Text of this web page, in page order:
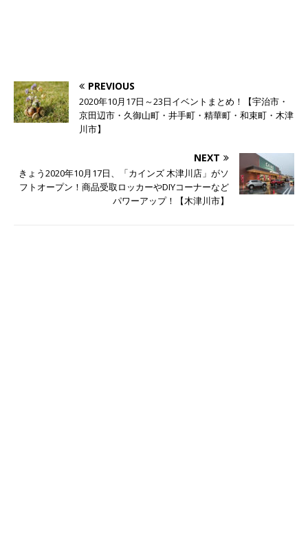
PREVIOUS
2020年10月17日～23日イベントまとめ！【宇治市・
京田辺市・久御山町・井手町・精華町・和束町・木津
川市】
NEXT
きょう2020年10月17日、「カインズ 木津川店」がソ
フトオープン！商品受取ロッカーやDIYコーナーなど
パワーアップ！【木津川市】